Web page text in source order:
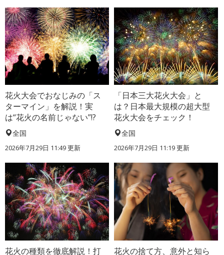
花火大会でおなじみの「ス
ターマイン」を解説！実
は“花火の名前じゃない”!?
全国
2026年7月29日 11:49 更新
「日本三大花火大会」と
は？日本最大規模の超大型
花火大会をチェック！
全国
2026年7月29日 11:19 更新
花火の種類を徹底解説！打 花火の捨て方、意外と知ら